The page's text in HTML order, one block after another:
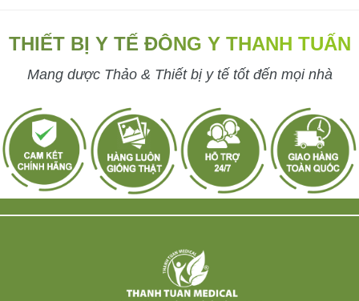
THIẾT BỊ Y TẾ ĐÔNG Y THANH TUẤN
Mang dược Thảo & Thiết bị y tế tốt đến mọi nhà